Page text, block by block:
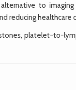
to imaging
reducing healthcare
platelet-to-